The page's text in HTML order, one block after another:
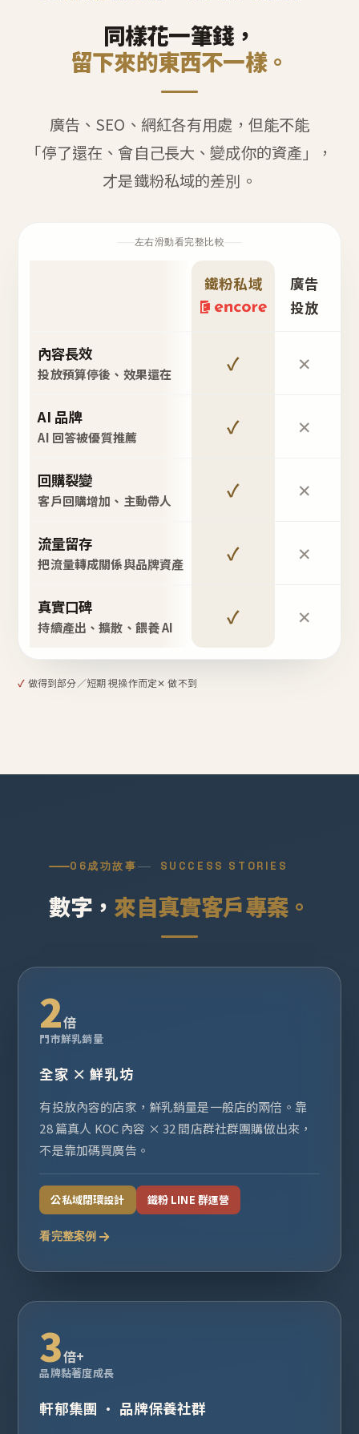
同樣花一筆錢，
留下來的東西不一樣。
廣告、SEO、網紅各有用處，但能不能
「停了還在、會自己長大、變成你的資產」，
才是鐵粉私域的差別。
左右滑動看完整比較
鐵粉私域
廣告
投放
內容長效
投放預算停後、效果還在 ✓ ✕
AI 品牌
AI 回答被優質推薦 ✓ ✕
回購裂變
客戶回購增加、主動帶人 ✓ ✕
流量留存
把流量轉成關係與品牌資產 ✓ ✕
真實口碑
持續產出、擴散、餵養 AI ✓ ✕
✓ 做得到部分／短期 視操作而定✕ 做不到
06成功故事 SUCCESS STORIES
數字， 來自真實客戶專案。
2倍
門市鮮乳銷量
全家 × 鮮乳坊
有投放內容的店家，鮮乳銷量是一般店的兩倍。靠
28 篇真人 KOC 內容 × 32 間店群社群團購做出來，
不是靠加碼買廣告。
公私域閉環設計 鐵粉 LINE 群運營
看完整案例
3倍+
品牌黏著度成長
軒郁集團 · 品牌保養社群